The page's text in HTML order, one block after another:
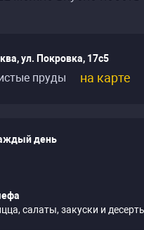
ул. Покровка, 17с5
пруды на карте
день
салаты, закуски и